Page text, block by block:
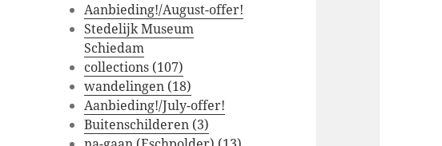
Aanbieding!/August-offer!
Stedelijk Museum
Schiedam
collections (107)
wandelingen (18)
Aanbieding!/July-offer!
Buitenschilderen (3)